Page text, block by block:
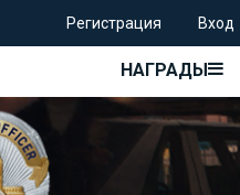
Регистрация Вход
НАГРАДЫ